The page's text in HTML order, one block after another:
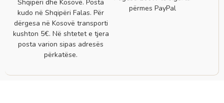
Shqipëri dhe Kosovë. Posta
kudo në Shqipëri Falas. Për
dërgesa në Kosovë transporti
kushton 5€. Në shtetet e tjera
posta varion sipas adresës
përkatëse.
përmes PayPal